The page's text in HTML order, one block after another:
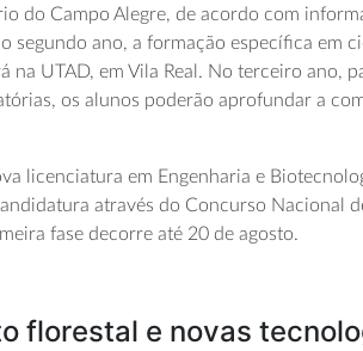
do Campo Alegre, de acordo com
segundo ano, a formação específica em
na UTAD, em Vila Real. No terceiro ano,
os alunos poderão aprofundar a
licenciatura em Engenharia e
através do Concurso Nacional
fase decorre até 20 de agosto.
florestal e novas